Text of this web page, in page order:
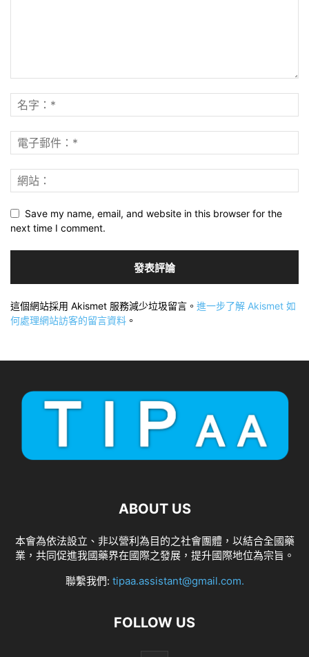
Save my name, email, and website in this browser for the
next time I comment.
這個網站採用 Akismet 服務減少垃圾留言。 進一步了解 Akismet 如
何處理網站訪客的留言資料 。
ABOUT US
本會為依法設立、非以營利為目的之社會團體，以結合全國藥
業，共同促進我國藥界在國際之發展，提升國際地位為宗旨。
聯繫我們: tipaa.assistant@gmail.com.
FOLLOW US